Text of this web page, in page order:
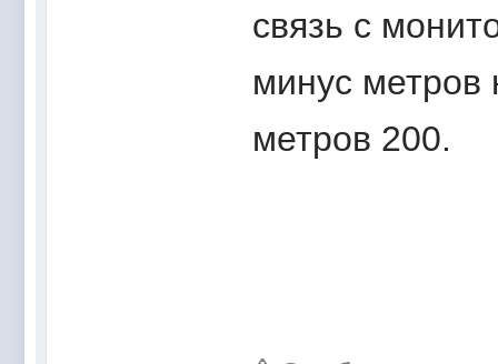
связь с
минус метров
метров 200.